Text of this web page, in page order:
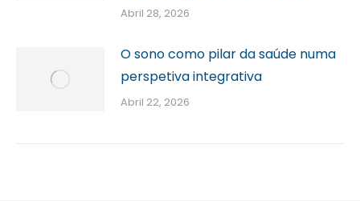
Abril 28, 2026
O sono como pilar da saúde numa
perspetiva integrativa
Abril 22, 2026